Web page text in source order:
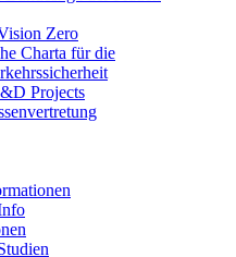
Zero
Charta für die
Projects